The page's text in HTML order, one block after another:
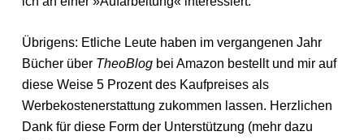
Übrigens: Etliche Leute haben im vergangenen Jahr
Bücher über TheoBlogbei Amazon bestellt und mir auf
diese Weise 5 Prozent des Kaufpreises als
Werbekostenerstattung zukommen lassen. Herzlichen
Dank für diese Form der Unterstützung (mehr dazu